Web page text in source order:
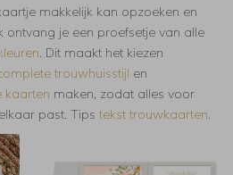
makkelijk kan opzoeken en
ontvang je een proefsetje van alle
. Dit maakt het kiezen
trouwhuisstijl en
kaarten maken, zodat alles voor
past. Tips tekst trouwkaarten.